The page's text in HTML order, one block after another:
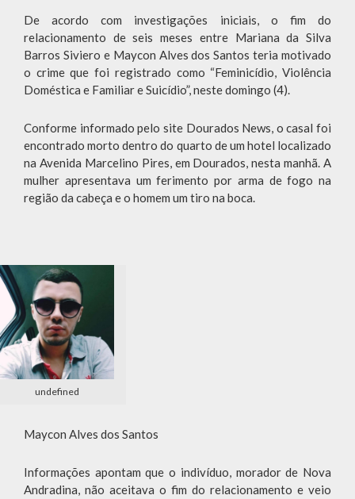
De acordo com investigações iniciais, o fim do
relacionamento de seis meses entre Mariana da Silva
Barros Siviero e Maycon Alves dos Santos teria motivado
o crime que foi registrado como “Feminicídio, Violência
Doméstica e Familiar e Suicídio”, neste domingo (4).
Conforme informado pelo site Dourados News, o casal foi
encontrado morto dentro do quarto de um hotel localizado
na Avenida Marcelino Pires, em Dourados, nesta manhã. A
mulher apresentava um ferimento por arma de fogo na
região da cabeça e o homem um tiro na boca.
undefined
Maycon Alves dos Santos
Informações apontam que o indivíduo, morador de Nova
Andradina, não aceitava o fim do relacionamento e veio